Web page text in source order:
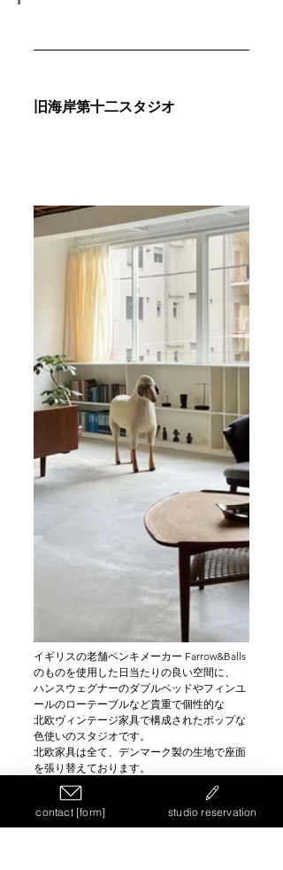
旧海岸第十二スタジオ
イギリスの老舗ペンキメーカー Farrow&Balls
のものを使用した日当たりの良い空間に、
ハンスウェグナーのダブルベッドやフィンユ
ールのローテーブルなど貴重で個性的な
北欧ヴィンテージ家具で構成されたポップな
色使いのスタジオです。
北欧家具は全て、デンマーク製の生地で座面
を張り替えております。
Farrow&Ballsは、イギリス国内では、子供用
のおもちゃなどの塗装にも使用されるほどの
安全性のある発色の良いペンキメーカーで
す。
contact [form] studio reservation